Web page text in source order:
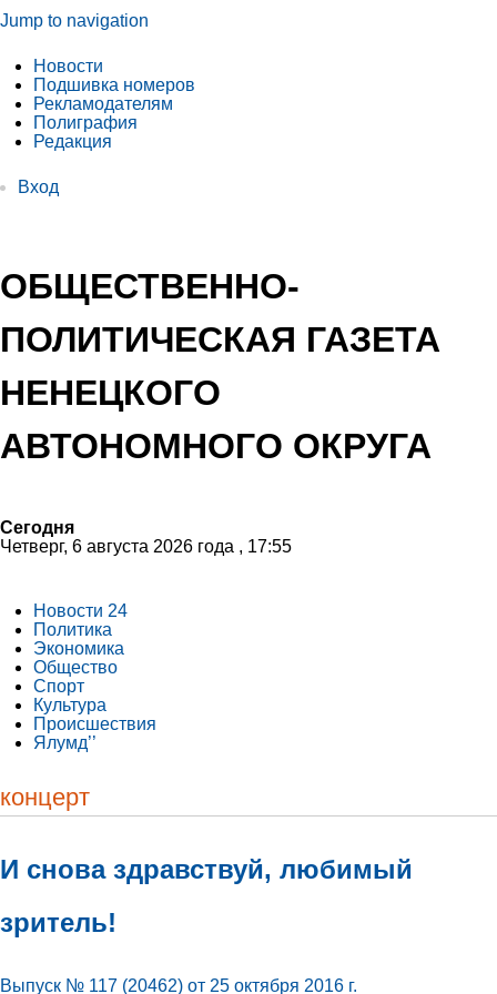
Jump to navigation
Новости
Подшивка номеров
Рекламодателям
Полиграфия
Редакция
Вход
ОБЩЕСТВЕННО-
ПОЛИТИЧЕСКАЯ ГАЗЕТА
НЕНЕЦКОГО
АВТОНОМНОГО ОКРУГА
Сегодня
Четверг, 6 августа 2026 года , 17:55
Новости 24
Политика
Экономика
Общество
Спорт
Культура
Происшествия
Ялумд’’
концерт
И снова здравствуй, любимый
зритель!
Выпуск № 117 (20462) от 25 октября 2016 г.